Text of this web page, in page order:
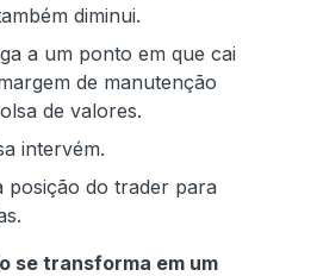
diminui.
a um ponto em que cai
de manutenção
de valores.
intervém.
posição do trader para
se transforma em um